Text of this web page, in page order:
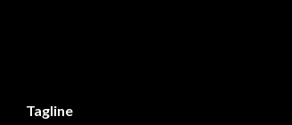
Tagline